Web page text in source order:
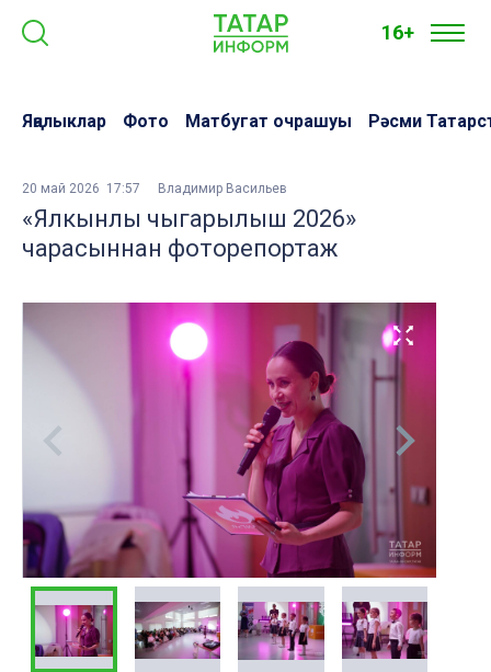
16+
Яңалыклар Фото Матбугат очрашуы Рәсми
20 май 2026 17:57 Владимир Васильев
«Ялкынлы чыгарылыш 2026»
чарасыннан фоторепортаж